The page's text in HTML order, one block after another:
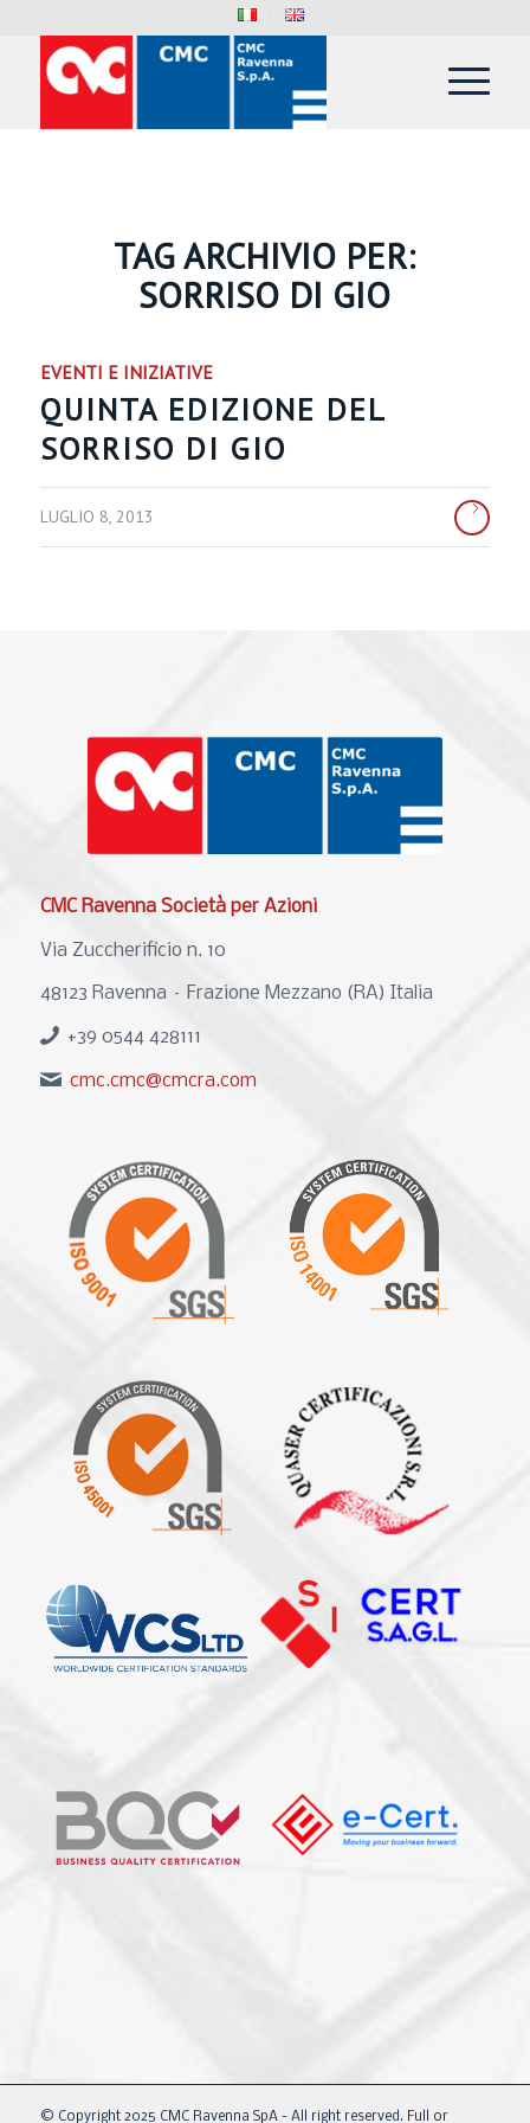
TAG ARCHIVIO PER:
SORRISO DI GIO
EVENTI E INIZIATIVE
QUINTA EDIZIONE DEL
SORRISO DI GIO
LUGLIO 8, 2013
CMC Ravenna Società per Azioni
Via Zuccherificio n. 10
48123 Ravenna – Frazione Mezzano (RA) Italia
+39 0544 428111
cmc.cmc@cmcra.com
© Copyright 2025 CMC Ravenna SpA - All right reserved. Full or